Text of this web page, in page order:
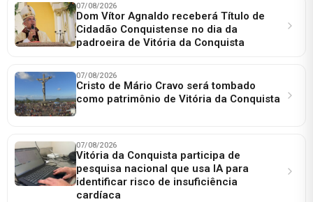
07/08/2026
Dom Vítor Agnaldo receberá Título de
Cidadão Conquistense no dia da
padroeira de Vitória da Conquista
07/08/2026
Cristo de Mário Cravo será tombado
como patrimônio de Vitória da Conquista
07/08/2026
Vitória da Conquista participa de
pesquisa nacional que usa IA para
identificar risco de insuficiência
cardíaca